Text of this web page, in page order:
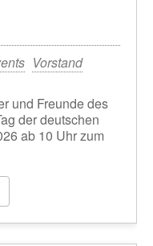
Vorstand
und Freunde des
der deutschen
ab 10 Uhr zum